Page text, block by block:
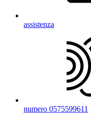
assistenza
numero 0575599611